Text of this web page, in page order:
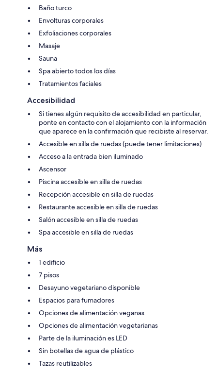
Baño turco
Envolturas corporales
Exfoliaciones corporales
Masaje
Sauna
Spa abierto todos los días
Tratamientos faciales
Accesibilidad
Si tienes algún requisito de accesibilidad en particular,
ponte en contacto con el alojamiento con la información
que aparece en la confirmación que recibiste al reservar.
Accesible en silla de ruedas (puede tener limitaciones)
Acceso a la entrada bien iluminado
Ascensor
Piscina accesible en silla de ruedas
Recepción accesible en silla de ruedas
Restaurante accesible en silla de ruedas
Salón accesible en silla de ruedas
Spa accesible en silla de ruedas
Más
1 edificio
7 pisos
Desayuno vegetariano disponible
Espacios para fumadores
Opciones de alimentación veganas
Opciones de alimentación vegetarianas
Parte de la iluminación es LED
Sin botellas de agua de plástico
Tazas reutilizables